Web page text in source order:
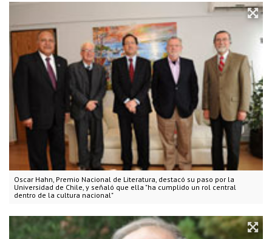
Oscar Hahn, Premio Nacional de Literatura, destacó su paso por la
Universidad de Chile, y señaló que ella "ha cumplido un rol central
dentro de la cultura nacional"